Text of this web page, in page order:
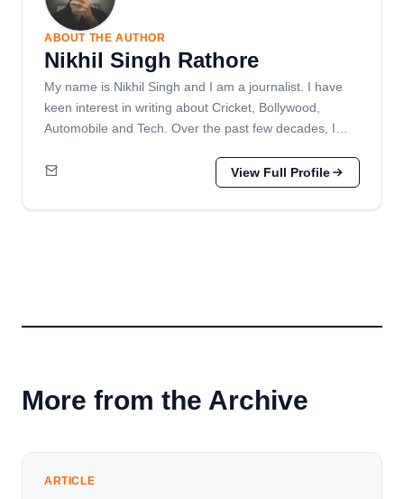
ABOUT THE AUTHOR
Nikhil Singh Rathore
My name is Nikhil Singh and I am a journalist. I have
keen interest in writing about Cricket, Bollywood,
Automobile and Tech. Over the past few decades, I…
View Full Profile
More from the Archive
ARTICLE